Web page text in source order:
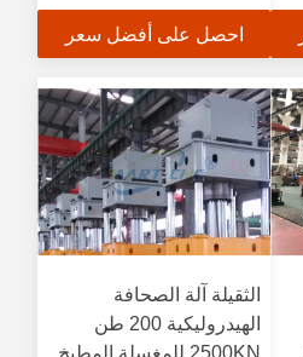
الجسم مع لوحة الصلب
احصل على أفضل سعر
الثقيلة آلة الصحافة
الهيدروليكية 200 طن
2500KN للمغسلة المطبخ